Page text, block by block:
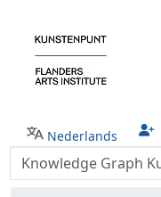
Nederlands